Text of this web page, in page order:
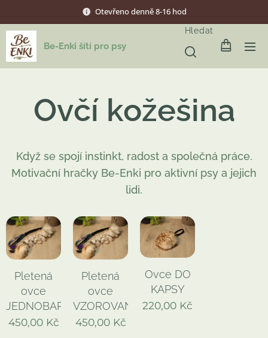
Otevřeno denně 8-16 hod
Be-Enki šítí pro psy
Hledat
Ovčí kožešina
Když se spojí instinkt, radost a společná práce.
Motivační hračky Be-Enki pro aktivní psy a jejich
lidi.
Pletená
ovce
JEDNOBAREVNÁ
450,00Kč
Pletená
ovce
VZOROVANÁ
450,00Kč
Ovce DO
KAPSY
220,00 Kč